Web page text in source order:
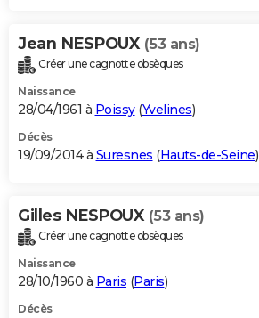
Jean NESPOUX (53 ans)
Créer une cagnotte obsèques
Naissance
28/04/1961 à Poissy(Yvelines)
Décès
19/09/2014 à Suresnes (Hauts-de-Seine)
Gilles NESPOUX (53 ans)
Créer une cagnotte obsèques
Naissance
28/10/1960 à Paris (Paris)
Décès